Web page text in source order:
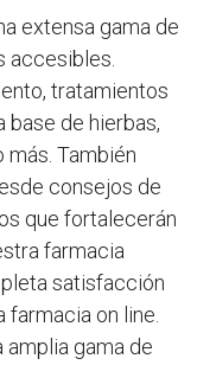
extensa gama de
accesibles.
tratamientos
base de hierbas,
También
consejos de
que fortalecerán
farmacia
satisfacción
on line.
gama de